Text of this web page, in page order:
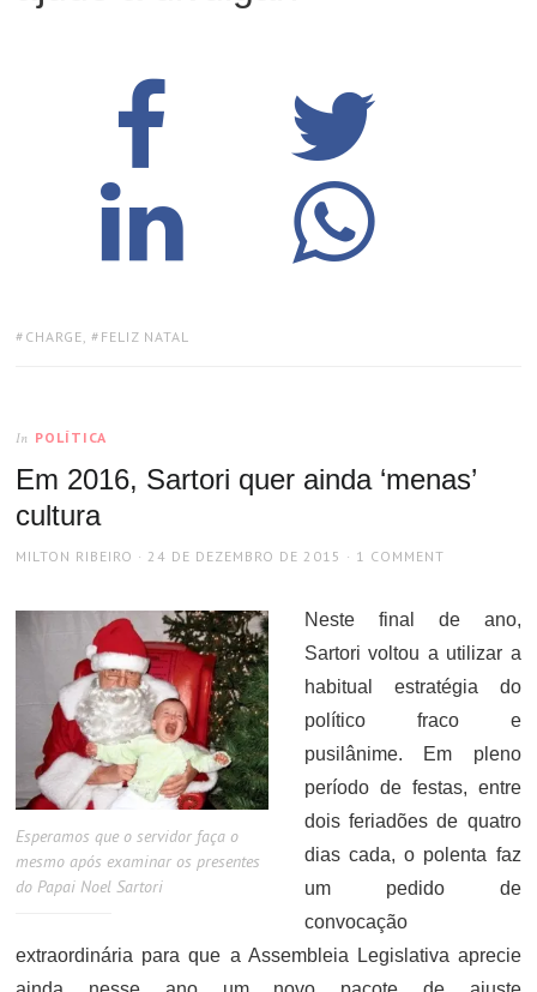
TAGS:
CHARGE , FELIZ NATAL
In POLÍTICA
Em 2016, Sartori quer ainda ‘menas’
cultura
AUTHOR
MILTON RIBEIRO
POSTED
24 DE DEZEMBRO DE 2015 1 COMMENT
Esperamos que o servidor faça o
mesmo após examinar os presentes
do Papai Noel Sartori
Neste final de ano,
Sartori voltou a utilizar a
habitual estratégia do
político fraco e
pusilânime. Em pleno
período de festas, entre
dois feriadões de quatro
dias cada, o polenta faz
um pedido de
convocação
extraordinária para que a Assembleia Legislativa aprecie